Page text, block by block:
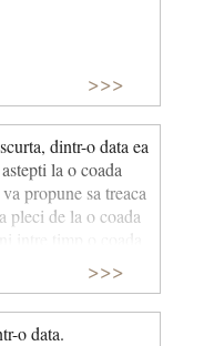
>>>
dintr-o data ea
la o coada
propune sa treaca
pleci de la o coada
si o vor
O coada care,
pare scurta,
>>>
o data.